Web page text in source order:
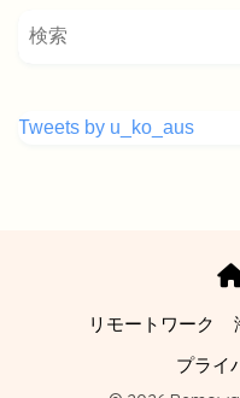
Tweets by u_ko_aus
リモートワーク
プライ